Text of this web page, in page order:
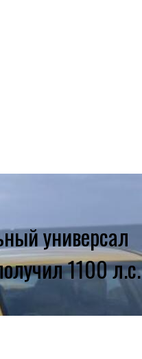
универсал
1100 л.с.